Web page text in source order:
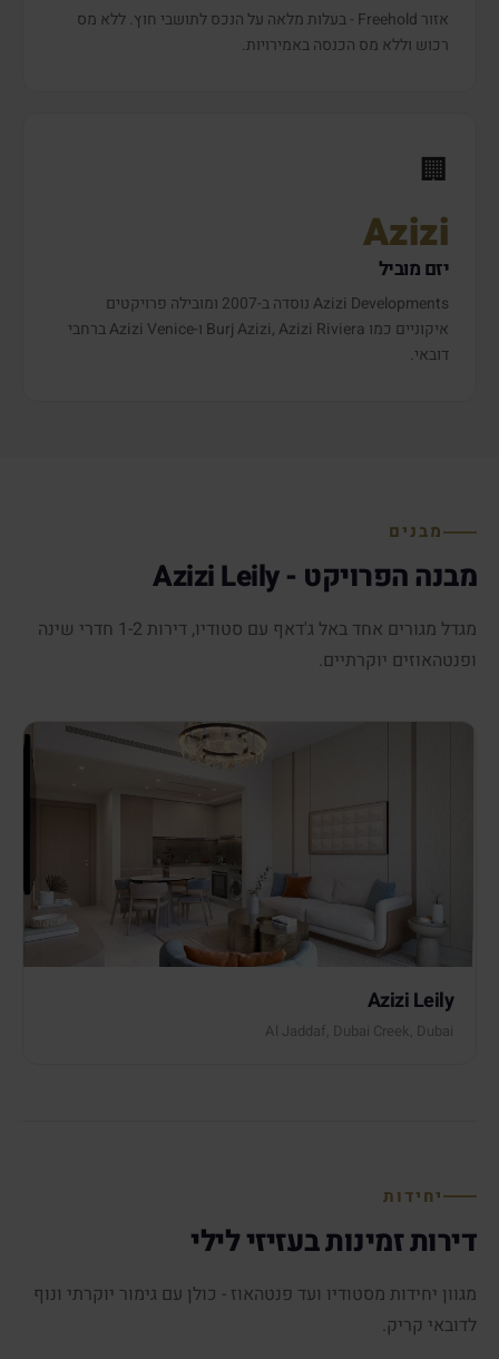
אזור Freehold - בעלות מלאה על הנכס לתושבי חוץ. ללא מס
רכוש וללא מס הכנסה באמירויות.
🏢
Azizi
יזם מוביל
Azizi Developments נוסדה ב-2007 ומובילה פרויקטים
איקוניים כמו Burj Azizi, Azizi Riviera ו-Azizi Venice ברחבי
דובאי.
מבנים
מבנה הפרויקט - Azizi Leily
מגדל מגורים אחד באל ג'דאף עם סטודיו, דירות 1-2 חדרי שינה
ופנטהאוזים יוקרתיים.
Azizi Leily
Al Jaddaf, Dubai Creek, Dubai
יחידות
דירות זמינות בעזיזי לילי
מגוון יחידות מסטודיו ועד פנטהאוז - כולן עם גימור יוקרתי ונוף
לדובאי קריק.